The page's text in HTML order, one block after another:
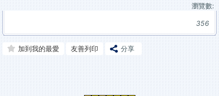
瀏覽數:
356
加到我的最愛 友善列印 分享